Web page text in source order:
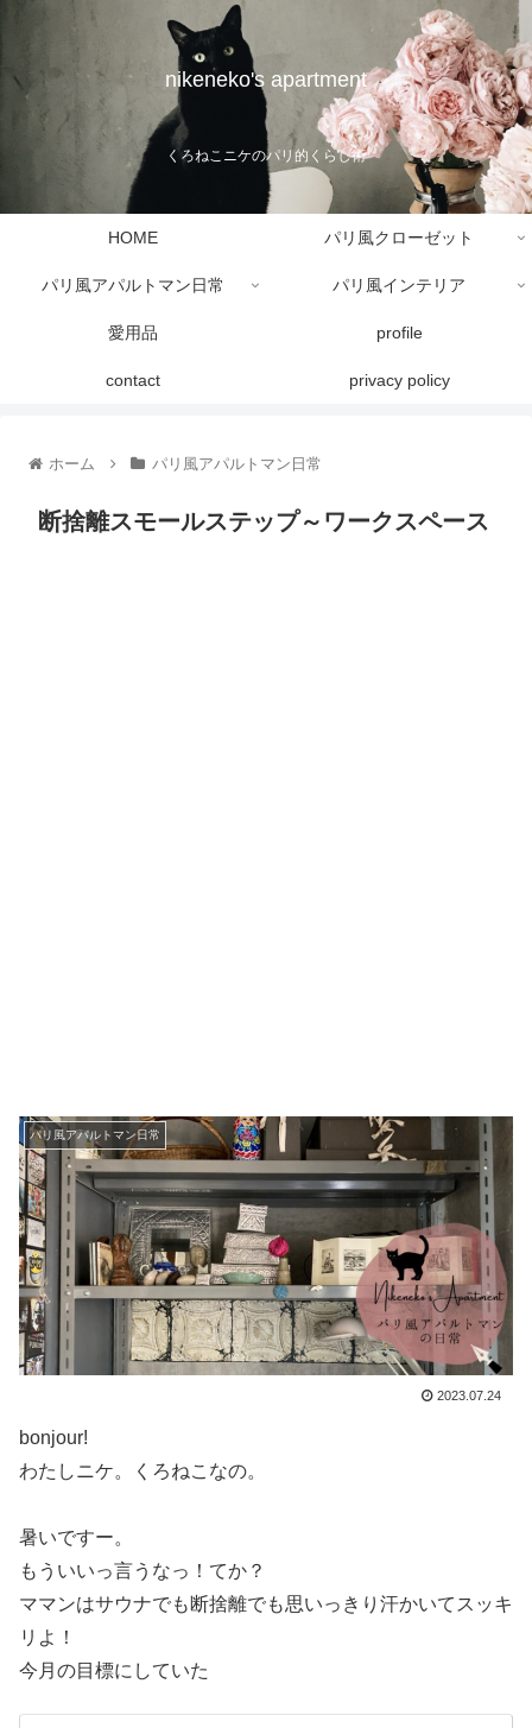
nikeneko's apartment
くろねこニケのパリ的くらし術
HOME パリ風クローゼット
パリ風アパルトマン日常 パリ風インテリア
愛用品 profile
contact privacy policy
ホーム パリ風アパルトマン日常
断捨離スモールステップ～ワークスペース
パリ風アパルトマン日常
2023.07.24
bonjour!
わたしニケ。くろねこなの。
暑いですー。
もういいっ言うなっ！てか？
ママンはサウナでも断捨離でも思いっきり汗かいてスッキ
リよ！
今月の目標にしていた